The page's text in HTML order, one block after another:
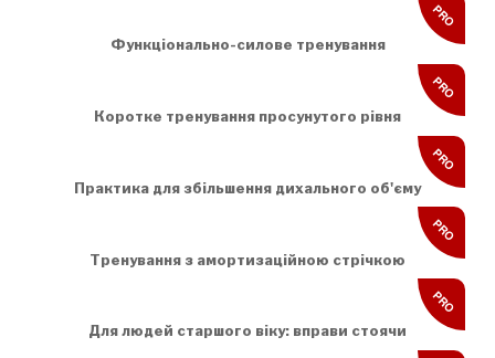
Функціонально-силове тренування
PRO
Коротке тренування просунутого рівня
PRO
Практика для збільшення дихального об'єму
PRO
Тренування з амортизаційною стрічкою
PRO
Для людей старшого віку: вправи стоячи
PRO